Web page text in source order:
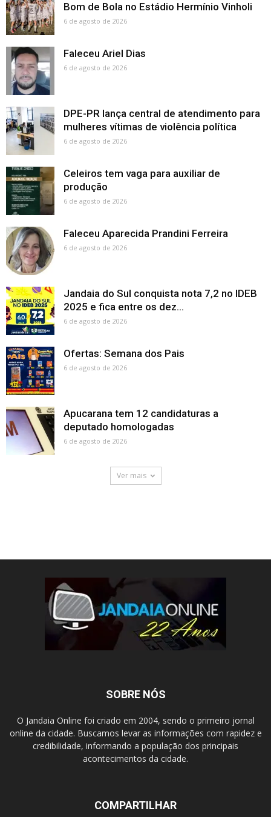
Bom de Bola no Estádio Hermínio Vinholi
6 de agosto de 2026
Faleceu Ariel Dias
6 de agosto de 2026
DPE-PR lança central de atendimento para
mulheres vítimas de violência política
6 de agosto de 2026
Celeiros tem vaga para auxiliar de
produção
6 de agosto de 2026
Faleceu Aparecida Prandini Ferreira
6 de agosto de 2026
Jandaia do Sul conquista nota 7,2 no IDEB
2025 e fica entre os dez...
6 de agosto de 2026
Ofertas: Semana dos Pais
6 de agosto de 2026
Apucarana tem 12 candidaturas a
deputado homologadas
6 de agosto de 2026
Ver mais
SOBRE NÓS
O Jandaia Online foi criado em 2004, sendo o primeiro jornal
online da cidade. Buscamos levar as informações com rapidez e
credibilidade, informando a população dos principais
acontecimentos da cidade.
COMPARTILHAR